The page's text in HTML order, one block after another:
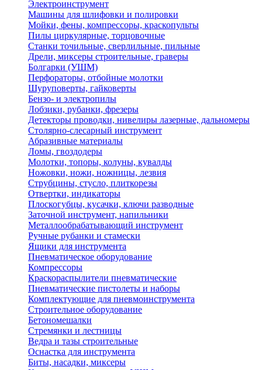
Электроинструмент
Машины для шлифовки и полировки
Мойки, фены, компрессоры, краскопульты
Пилы циркулярные, торцовочные
Станки точильные, сверлильные, пильные
Дрели, миксеры строительные, граверы
Болгарки (УШМ)
Перфораторы, отбойные молотки
Шуруповерты, гайковерты
Бензо- и электропилы
Лобзики, рубанки, фрезеры
Детекторы проводки, нивелиры лазерные, дальномеры
Столярно-слесарный инструмент
Абразивные материалы
Ломы, гвоздодеры
Молотки, топоры, колуны, кувалды
Ножовки, ножи, ножницы, лезвия
Струбцины, стусло, плиткорезы
Отвертки, индикаторы
Плоскогубцы, кусачки, ключи разводные
Заточной инструмент, напильники
Металлообрабатывающий инструмент
Ручные рубанки и стамески
Ящики для инструмента
Пневматическое оборудование
Компрессоры
Краскораспылители пневматические
Пневматические пистолеты и наборы
Комплектующие для пневмоинструмента
Строительное оборудование
Бетономешалки
Стремянки и лестницы
Ведра и тазы строительные
Оснастка для инструмента
Биты, насадки, миксеры